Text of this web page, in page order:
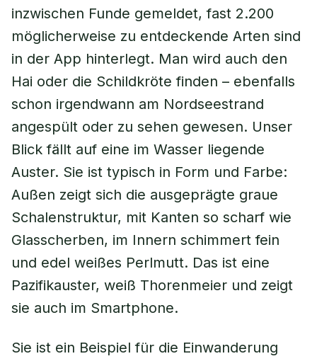
inzwischen Funde gemeldet, fast 2.200
möglicherweise zu entdeckende Arten sind
in der App hinterlegt. Man wird auch den
Hai oder die Schildkröte finden – ebenfalls
schon irgendwann am Nordseestrand
angespült oder zu sehen gewesen. Unser
Blick fällt auf eine im Wasser liegende
Auster. Sie ist typisch in Form und Farbe:
Außen zeigt sich die ausgeprägte graue
Schalenstruktur, mit Kanten so scharf wie
Glasscherben, im Innern schimmert fein
und edel weißes Perlmutt. Das ist eine
Pazifikauster, weiß Thorenmeier und zeigt
sie auch im Smartphone.
Sie ist ein Beispiel für die Einwanderung